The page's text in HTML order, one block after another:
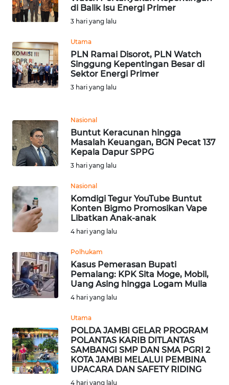
di Balik Isu Energi Primer
3 hari yang lalu
Utama
PLN Ramai Disorot, PLN Watch
Singgung Kepentingan Besar di
Sektor Energi Primer
3 hari yang lalu
Nasional
Buntut Keracunan hingga
Masalah Keuangan, BGN Pecat 137
Kepala Dapur SPPG
3 hari yang lalu
Nasional
Komdigi Tegur YouTube Buntut
Konten Bigmo Promosikan Vape
Libatkan Anak-anak
4 hari yang lalu
Polhukam
Kasus Pemerasan Bupati
Pemalang: KPK Sita Moge, Mobil,
Uang Asing hingga Logam Mulia
4 hari yang lalu
Utama
POLDA JAMBI GELAR PROGRAM
POLANTAS KARIB DITLANTAS
SAMBANGI SMP DAN SMA PGRI 2
KOTA JAMBI MELALUI PEMBINA
UPACARA DAN SAFETY RIDING
4 hari yang lalu
WN
TAPANULI
WN
TANJUNG
LESUNG
WN
SIMALUNGUN
LABUHANBATU
WN
TAPANULI
WN DELI
SERDANG
TINGGI
WN
PAKPAK